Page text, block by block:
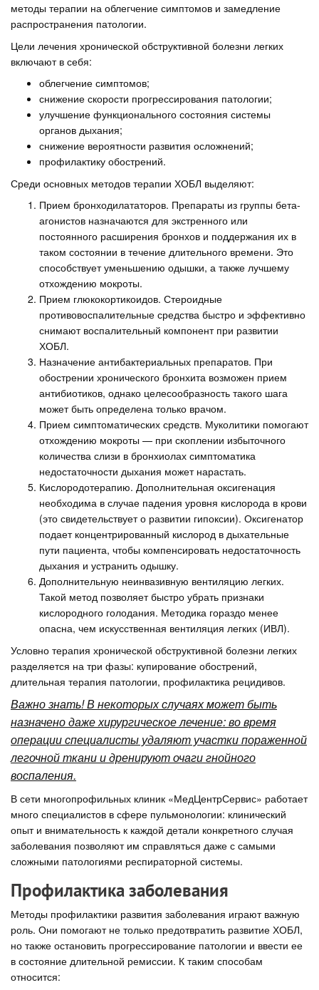
методы терапии на облегчение симптомов и замедление
распространения патологии.
Цели лечения хронической обструктивной болезни легких
включают в себя:
облегчение симптомов;
снижение скорости прогрессирования патологии;
улучшение функционального состояния системы
органов дыхания;
снижение вероятности развития осложнений;
профилактику обострений.
Среди основных методов терапии ХОБЛ выделяют:
Прием бронходилататоров. Препараты из группы бета-
агонистов назначаются для экстренного или
постоянного расширения бронхов и поддержания их в
таком состоянии в течение длительного времени. Это
способствует уменьшению одышки, а также лучшему
отхождению мокроты.
Прием глюкокортикоидов. Стероидные
противовоспалительные средства быстро и эффективно
снимают воспалительный компонент при развитии
ХОБЛ.
Назначение антибактериальных препаратов. При
обострении хронического бронхита возможен прием
антибиотиков, однако целесообразность такого шага
может быть определена только врачом.
Прием симптоматических средств. Муколитики помогают
отхождению мокроты — при скоплении избыточного
количества слизи в бронхиолах симптоматика
недостаточности дыхания может нарастать.
Кислородотерапию. Дополнительная оксигенация
необходима в случае падения уровня кислорода в крови
(это свидетельствует о развитии гипоксии). Оксигенатор
подает концентрированный кислород в дыхательные
пути пациента, чтобы компенсировать недостаточность
дыхания и устранить одышку.
Дополнительную неинвазивную вентиляцию легких.
Такой метод позволяет быстро убрать признаки
кислородного голодания. Методика гораздо менее
опасна, чем искусственная вентиляция легких (ИВЛ).
Условно терапия хронической обструктивной болезни легких
разделяется на три фазы: купирование обострений,
длительная терапия патологии, профилактика рецидивов.
Важно знать! В некоторых случаях может быть
назначено даже хирургическое лечение: во время
операции специалисты удаляют участки пораженной
легочной ткани и дренируют очаги гнойного
воспаления.
В сети многопрофильных клиник «МедЦентрСервис» работает
много специалистов в сфере пульмонологии: клинический
опыт и внимательность к каждой детали конкретного случая
заболевания позволяют им справляться даже с самыми
сложными патологиями респираторной системы.
Профилактика заболевания
Методы профилактики развития заболевания играют важную
роль. Они помогают не только предотвратить развитие ХОБЛ,
но также остановить прогрессирование патологии и ввести ее
в состояние длительной ремиссии. К таким способам
относится: